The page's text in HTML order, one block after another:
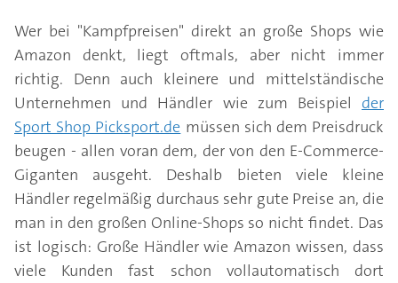
Wer bei "Kampfpreisen" direkt an große Shops wie
Amazon denkt, liegt oftmals, aber nicht immer
richtig. Denn auch kleinere und mittelständische
Unternehmen und Händler wie zum Beispiel der
Sport Shop Picksport.de müssen sich dem Preisdruck
beugen - allen voran dem, der von den E-Commerce-
Giganten ausgeht. Deshalb bieten viele kleine
Händler regelmäßig durchaus sehr gute Preise an, die
man in den großen Online-Shops so nicht findet. Das
ist logisch: Große Händler wie Amazon wissen, dass
viele Kunden fast schon vollautomatisch dort